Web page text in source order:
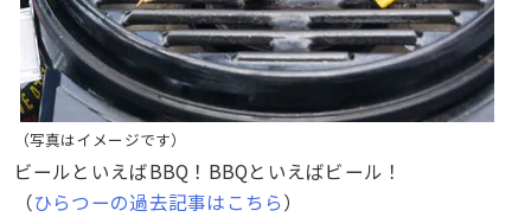
（写真はイメージです）
ビールといえばBBQ！BBQといえばビール！
（ひらつーの過去記事はこちら）